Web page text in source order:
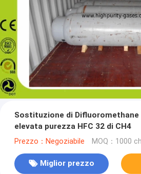
Sostituzione di
elevata purezza HFC 32 di CH4
Prezzo：Negoziabile MOQ：1000
Miglior prezzo